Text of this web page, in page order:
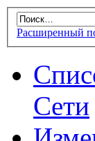
Расширенный
Сети